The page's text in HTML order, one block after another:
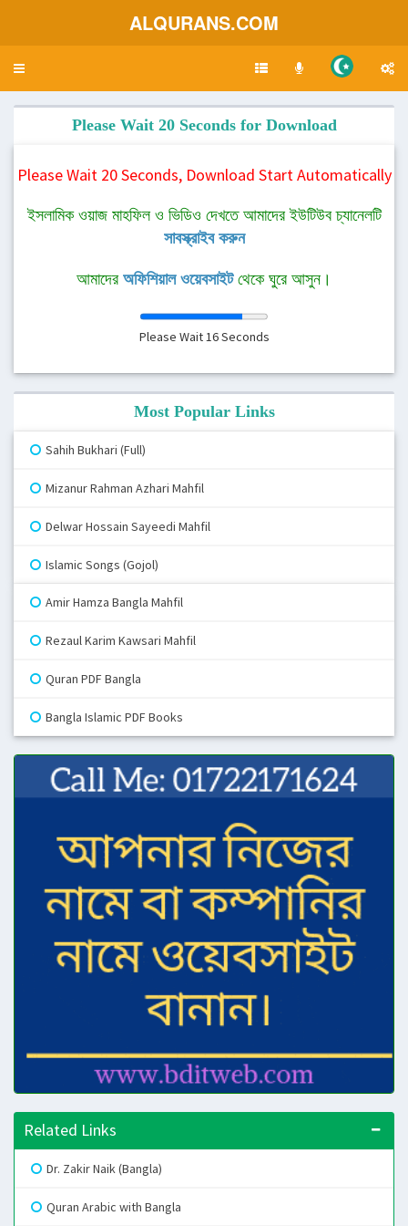
ALQURANS.COM
Toggle
Please Wait 20 Seconds for Download
Please Wait 20 Seconds, Download Start Automatically
ইসলামিক ওয়াজ মাহফিল ও ভিডিও দেখতে আমাদের ইউটিউব চ্যানেলটি
সাবস্ক্রাইব করুন
আমাদের অফিশিয়াল ওয়েবসাইটথেকে ঘুরে আসুন।
Please Wait16Seconds
Most Popular Links
Sahih Bukhari (Full)
Mizanur Rahman Azhari Mahfil
Delwar Hossain Sayeedi Mahfil
Islamic Songs (Gojol)
Amir Hamza Bangla Mahfil
Rezaul Karim Kawsari Mahfil
Quran PDF Bangla
Bangla Islamic PDF Books
Related Links
Dr. Zakir Naik (Bangla)
Quran Arabic with Bangla